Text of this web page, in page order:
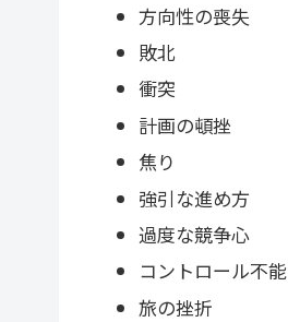
方向性の喪失
敗北
衝突
計画の頓挫
焦り
強引な進め方
過度な競争心
コントロール不能
旅の挫折